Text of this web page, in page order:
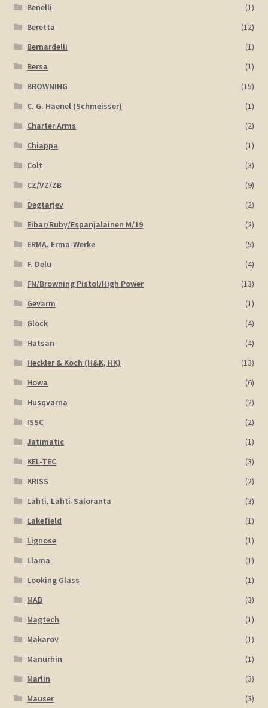
Benelli
(1)
Beretta
(12)
Bernardelli
(1)
Bersa
(1)
BROWNING
(15)
C. G. Haenel (Schmeisser)
(1)
Charter Arms
(2)
Chiappa
(1)
Colt
(3)
CZ/VZ/ZB
(9)
Degtarjev
(2)
Eibar/Ruby/Espanjalainen M/19
(2)
ERMA, Erma-Werke
(5)
F. Delu
(4)
FN/Browning Pistol/High Power
(13)
Gevarm
(1)
Glock
(4)
Hatsan
(4)
Heckler & Koch (H&K, HK)
(13)
Howa
(6)
Husqvarna
(2)
ISSC
(2)
Jatimatic
(1)
KEL-TEC
(3)
KRISS
(2)
Lahti, Lahti-Saloranta
(3)
Lakefield
(1)
Lignose
(1)
Llama
(1)
Looking Glass
(1)
MAB
(3)
Magtech
(1)
Makarov
(1)
Manurhin
(1)
Marlin
(3)
Mauser
(3)